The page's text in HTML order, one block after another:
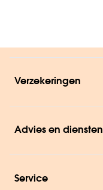
Verzekeringen
Advies en diensten
Service